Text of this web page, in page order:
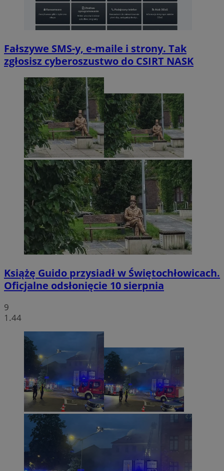
Fałszywe SMS-y, e-maile i strony. Tak
zgłosisz cyberoszustwo do CSIRT NASK
Książę Guido przysiadł w Świętochłowicach.
Oficjalne odsłonięcie 10 sierpnia
9
1.44